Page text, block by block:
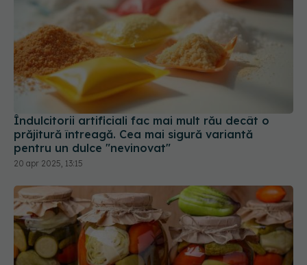
Îndulcitorii artificiali fac mai mult rău decât o
prăjitură întreagă. Cea mai sigură variantă
pentru un dulce "nevinovat"
20 apr 2025, 13:15